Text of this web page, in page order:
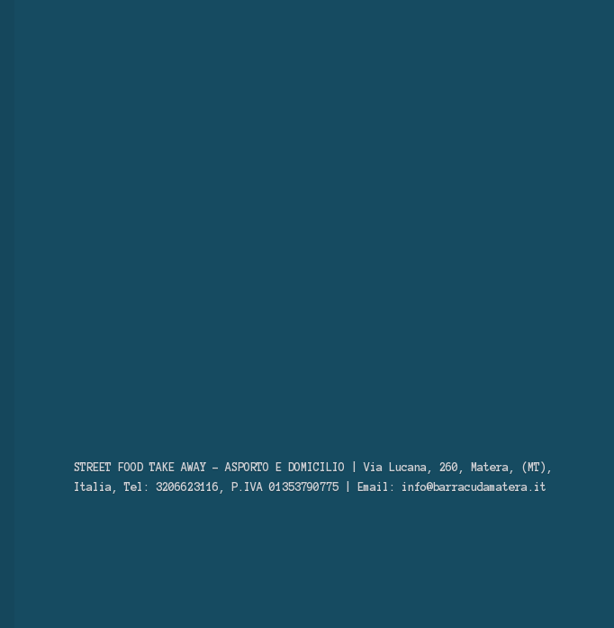
STREET FOOD TAKE AWAY – ASPORTO E DOMICILIO | Via Lucana, 260, Matera, (MT),
Italia, Tel: 3206623116, P.IVA 01353790775 | Email: info@barracudamatera.it